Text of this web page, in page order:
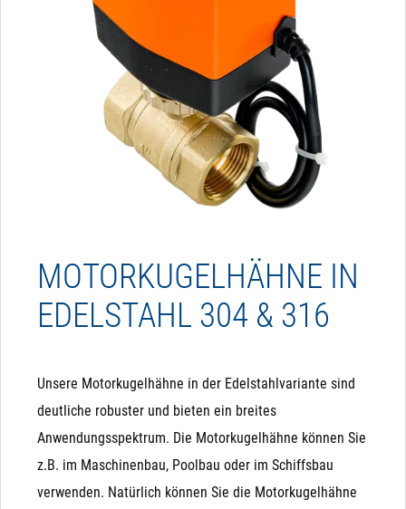
MOTORKUGELHÄHNE IN
EDELSTAHL 304 & 316
Unsere Motorkugelhähne in der Edelstahlvariante sind
deutliche robuster und bieten ein breites
Anwendungsspektrum. Die Motorkugelhähne können Sie
z.B. im Maschinenbau, Poolbau oder im Schiffsbau
verwenden. Natürlich können Sie die Motorkugelhähne